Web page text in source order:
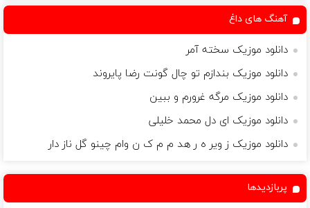
آهنگ های داغ
دانلود موزیک سخته آمر
دانلود موزیک بندازم تو چال گونت رضا پایروند
دانلود موزیک مرگه غرورم و ببین
دانلود موزیک ای دل محمد خلیلی
دانلود موزیک ز ویر ه ر هد م م ک ن وام چینو گل ناز دار
پربازدیدها